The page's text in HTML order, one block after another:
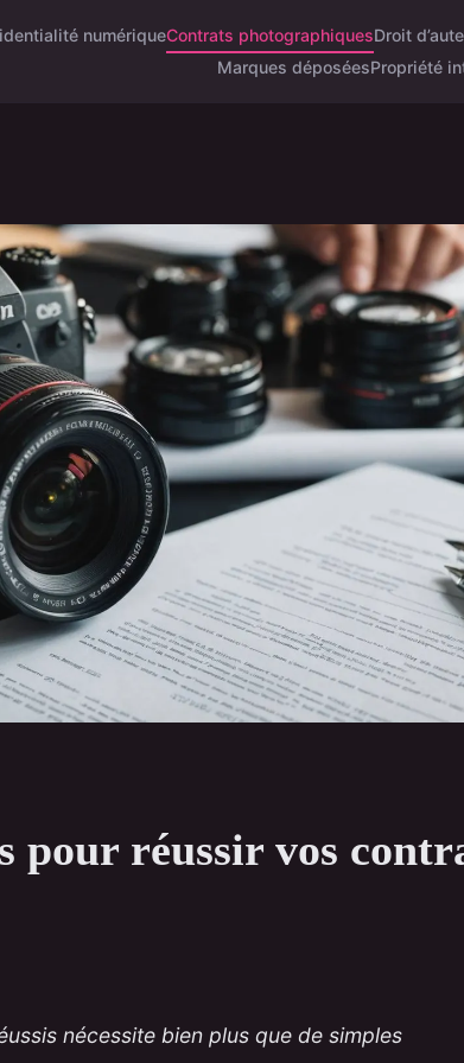
numériqueContrats photographiquesDroit
Marques déposéesPropriété
pour réussir vos
nécessite bien plus que de simples